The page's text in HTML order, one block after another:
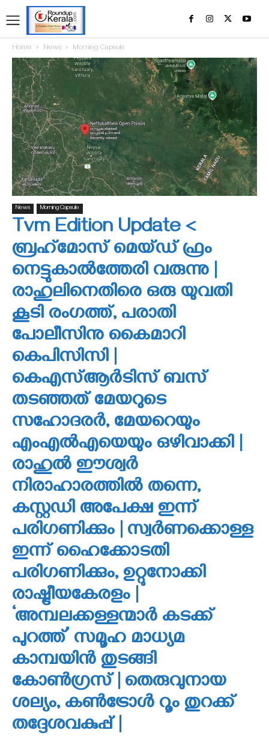
Home News Morning Capsule
News Morning Capsule
Tvm Edition Update <
ബ്രഹ്‌മോസ് മെയ്ഡ് ഫ്രം
നെട്ടുകാല്‍ത്തേരി വരുന്നു |
രാഹുലിനെതിരെ ഒരു യുവതി
കൂടി രംഗത്ത്, പരാതി
പോലീസിനു കൈമാറി
കെപിസിസി |
കെഎസ്ആര്‍ടിസ് ബസ്
തടഞ്ഞത് മേയറുടെ
സഹോദരര്‍, മേയറെയും
എംഎല്‍എയെയും ഒഴിവാക്കി |
രാഹുല്‍ ഈശ്വര്‍
നിരാഹാരത്തില്‍ തന്നെ,
കസ്റ്റഡി അപേക്ഷ ഇന്ന്
പരിഗണിക്കും | സ്വര്‍ണക്കൊള്ള
ഇന്ന് ഹൈക്കോടതി
പരിഗണിക്കും, ഉറ്റുനോക്കി
രാഷ്ട്രീയകേരളം |
‘അമ്പലക്കള്ളന്മാര്‍ കടക്ക്
പുറത്ത്’ സമൂഹ മാധ്യമ
കാമ്പയിന്‍ തുടങ്ങി
കോണ്‍ഗ്രസ് | തെരുവുനായ
ശല്യം, കണ്‍ട്രോള്‍ റൂം തുറക്ക്
തദ്ദേശവകുപ്പ് |